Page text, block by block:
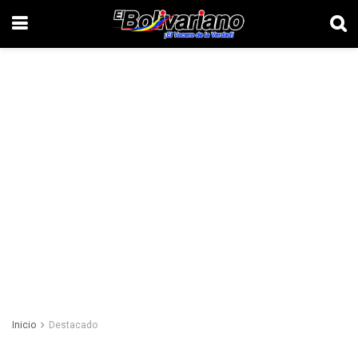
Inicio Destacado